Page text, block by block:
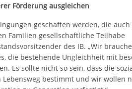
Förderung ausgleichen
geschaffen werden, die
Familien gesellschaftliche Teilhabe
des IB. „Wir
die bestehende Ungleichheit mit
Es sollte nicht so sein, dass die
bestimmt und wir wollen